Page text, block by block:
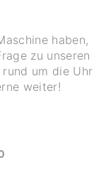
haben,
zu unseren
um die Uhr
weiter!